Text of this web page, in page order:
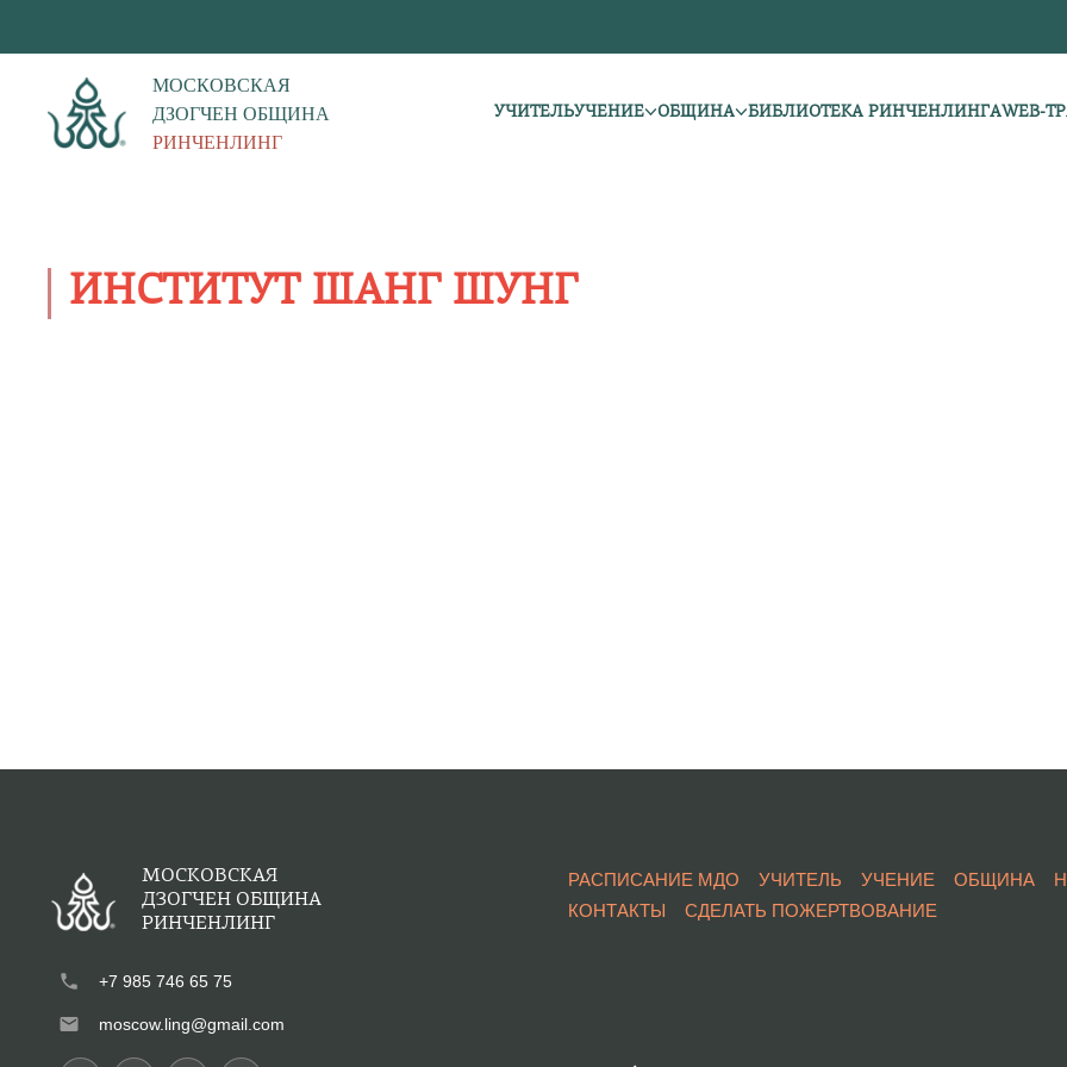
МОСКОВСКАЯ
ДЗОГЧЕН ОБЩИНА
РИНЧЕНЛИНГ
УЧИТЕЛЬУЧЕНИЕ ОБЩИНА БИБЛИОТЕКА РИНЧЕНЛИНГАWEB-
ИНСТИТУТ ШАНГ ШУНГ
МОСКОВСКАЯ
ДЗОГЧЕН ОБЩИНА
РИНЧЕНЛИНГ
phone +7 985 746 65 75
mail moscow.ling@gmail.com
РАСПИСАНИЕ МДО УЧИТЕЛЬ УЧЕНИЕ ОБЩИНА
КОНТАКТЫ
СДЕЛАТЬ ПОЖЕРТВОВАНИЕ